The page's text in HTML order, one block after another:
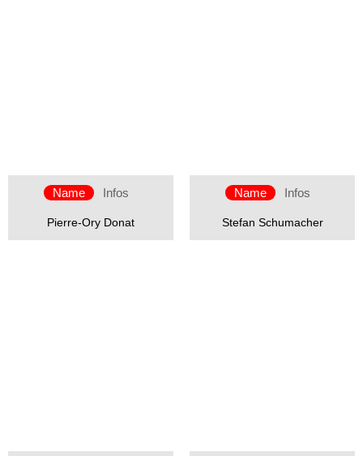
Name Infos
Pierre-Ory Donat
Name Infos
Stefan Schumacher